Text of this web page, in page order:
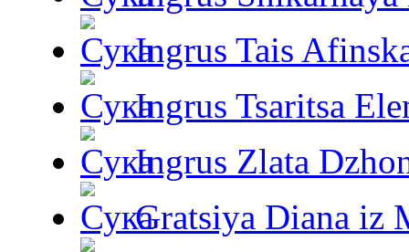
Ingrus Tais
Ingrus Tsaritsa
Ingrus Zlata
Gratsiya Diana iz